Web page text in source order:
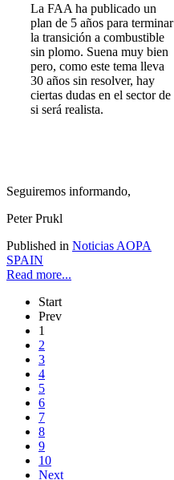
La FAA ha publicado un
plan de 5 años para terminar
la transición a combustible
sin plomo. Suena muy bien
pero, como este tema lleva
30 años sin resolver, hay
ciertas dudas en el sector de
si será realista.
Seguiremos informando,
Peter Prukl
Published in Noticias AOPA
SPAIN
Read more...
Start
Prev
1
2
3
4
5
6
7
8
9
10
Next